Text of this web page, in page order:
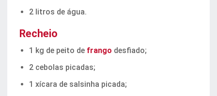
2 litros de água.
Recheio
1 kg de peito de frango desfiado;
2 cebolas picadas;
1 xícara de salsinha picada;